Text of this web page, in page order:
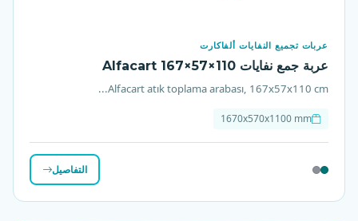
عربات تجميع النفايات ألفاكارت
عربة جمع نفايات Alfacart 167×57×110
Alfacart atık toplama arabası, 167x57x110 cm...
1670x570x1100 mm
التفاصيل